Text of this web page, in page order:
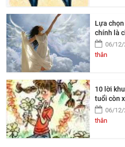
Lựa
chính là
06/12/
thân
10 lời
tuổi còn
06/12/
thân